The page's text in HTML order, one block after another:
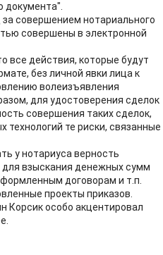
документа".
совершением нотариального
совершены в электронной
все действия, которые будут
без личной явки лица к
волеизъявления
для удостоверения сделок
совершения таких сделок,
те риски, связанные
у нотариуса верность
для взыскания денежных сумм
договорам и т.п.
проекты приказов.
Корсик особо акцентировал